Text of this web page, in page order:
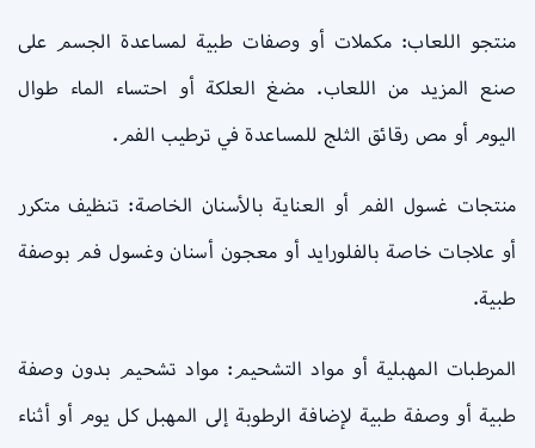
منتجو اللعاب: مكملات أو وصفات طبية لمساعدة الجسم على
صنع المزيد من اللعاب. مضغ العلكة أو احتساء الماء طوال
اليوم أو مص رقائق الثلج للمساعدة في ترطيب الفم.
منتجات غسول الفم أو العناية بالأسنان الخاصة: تنظيف متكرر
أو علاجات خاصة بالفلورايد أو معجون أسنان وغسول فم بوصفة
طبية.
المرطبات المهبلية أو مواد التشحيم: مواد تشحيم بدون وصفة
طبية أو وصفة طبية لإضافة الرطوبة إلى المهبل كل يوم أو أثناء